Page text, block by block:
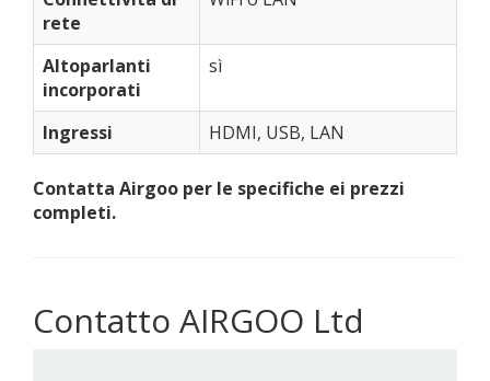
rete
Altoparlanti
incorporati
sì
Ingressi HDMI, USB, LAN
Contatta Airgoo per le specifiche ei prezzi
completi.
Contatto AIRGOO Ltd